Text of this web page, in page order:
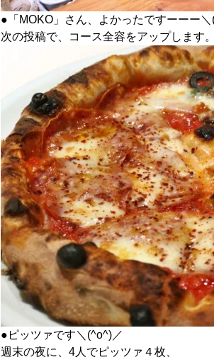
●「MOKO」さん、よかったですーーー＼
次の投稿で、コース全容をアップします。
●ピッツァです＼(^o^)／
週末の夜に、4人でピッツァ４枚、